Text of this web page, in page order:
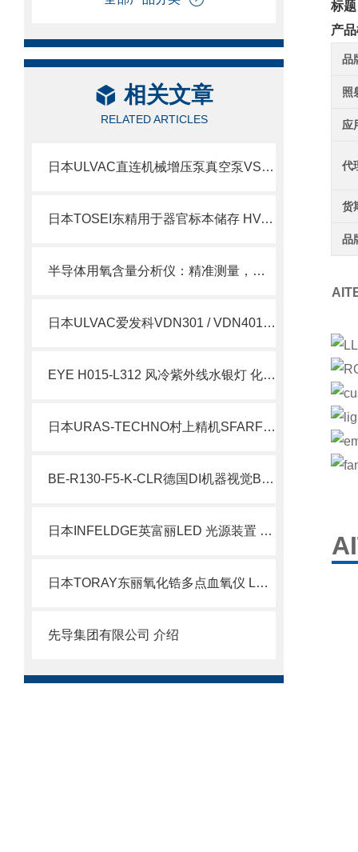
相关文章
RELATED ARTICLES
日本ULVAC直连机械增压泵真空泵VS300A-W简介
日本TOSEI东精用于器官标本储存 HV-300包装机北崎有售
半导体用氧含量分析仪：精准测量，提升生产质量
日本ULVAC爱发科VDN301 / VDN401 油旋片式真空泵
EYE H015-L312 风冷紫外线水银灯 化工 UV 固化光反应光源
日本URAS-TECHNO村上精机SFARF-45-90SRTKBZ振动筛网北崎热卖
BE-R130-F5-K-CLR德国DI机器视觉BE-R 环形灯北崎热卖
日本INFELDGE英富丽LED 光源装置 BMH-400LED
日本TORAY东丽氧化锆多点血氧仪 LC-450A北崎有售
先导集团有限公司 介绍
标
产
品
照
应
代
货
品